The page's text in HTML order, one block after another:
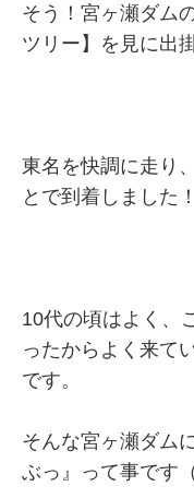
そう！宮ヶ瀬ダム
ツリー】を見に出
東名を快調に走り
とで到着しました
10代の頃はよく、
ったからよく来て
です。
そんな宮ヶ瀬ダム
ぶっ』って事です（